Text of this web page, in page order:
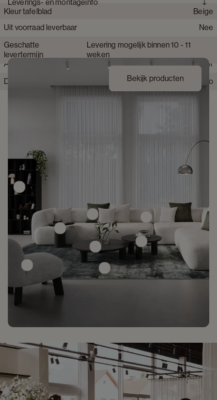
elegantie.
Merk
JUNTOO
Collectie product
Amato Rondo
Kleur tafelblad
Beige
Materiaal onderstel tafel
Hout
Materiaal tafelblad
Volkeramiek
Afwerking onderstel
Fineer
Detailkleur tafelblad
Rapolano
Leverings- en montageinfo
Uit voorraad leverbaar
Nee
Geschatte
levertermijn
Levering mogelijk binnen 10 - 11
weken
Bekijk producten